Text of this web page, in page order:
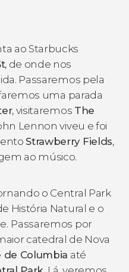
ao Starbucks
, de onde nos
Passaremos pela
uma parada
, visitaremos The
Lennon viveu e foi
Strawberry Fields,
ao músico.
o Central Park
História Natural e o
Passaremos por
catedral de Nova
de Columbia até